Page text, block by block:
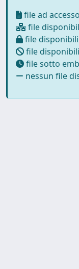
file ad
file
file
file
file sotto
nessun file